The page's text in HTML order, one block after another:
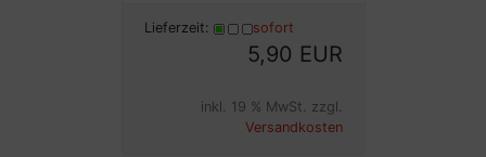
Lieferzeit: sofort
5,90 EUR
inkl. 19 % MwSt. zzgl.
Versandkosten